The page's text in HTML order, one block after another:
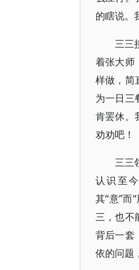
的瞎说。
三三
着张大师
样做，简
为一日三
肯罢休。
劝劝吧！
三三
认识至
其“意”而
三，也不
背后一套
依的问题